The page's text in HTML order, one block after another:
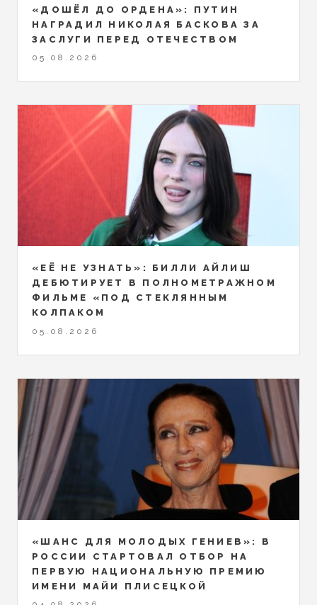
«ДОШЁЛ ДО ОРДЕНА»: ПУТИН
НАГРАДИЛ НИКОЛАЯ БАСКОВА ЗА
ЗАСЛУГИ ПЕРЕД ОТЕЧЕСТВОМ
05.08.2026
«ЕЁ НЕ УЗНАТЬ»: БИЛЛИ АЙЛИШ
ДЕБЮТИРУЕТ В ПОЛНОМЕТРАЖНОМ
ФИЛЬМЕ «ПОД СТЕКЛЯННЫМ
КОЛПАКОМ
05.08.2026
«ШАНС ДЛЯ МОЛОДЫХ ГЕНИЕВ»: В
РОССИИ СТАРТОВАЛ ОТБОР НА
ПЕРВУЮ НАЦИОНАЛЬНУЮ ПРЕМИЮ
ИМЕНИ МАЙИ ПЛИСЕЦКОЙ